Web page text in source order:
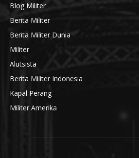
Blog Militer
Berita Militer
Berita Militer Dunia
Militer
Alutsista
Berita Militer Indonesia
Kapal Perang
Militer Amerika